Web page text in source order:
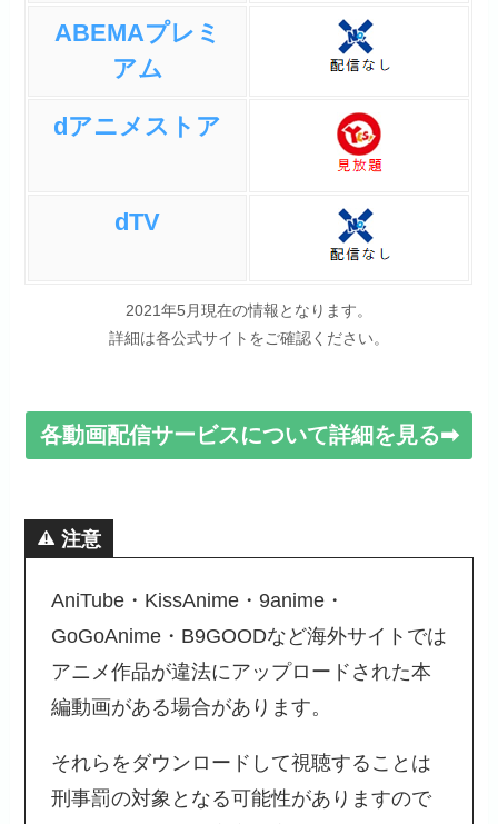
ABEMAプレミ
アム
dアニメストア
dTV
2021年5月現在の情報となります。
詳細は各公式サイトをご確認ください。
各動画配信サービスについて詳細を見る➡
注意
AniTube・KissAnime・9anime・
GoGoAnime・B9GOODなど海外サイトでは
アニメ作品が違法にアップロードされた本
編動画がある場合があります。
それらをダウンロードして視聴することは
刑事罰の対象となる可能性がありますので